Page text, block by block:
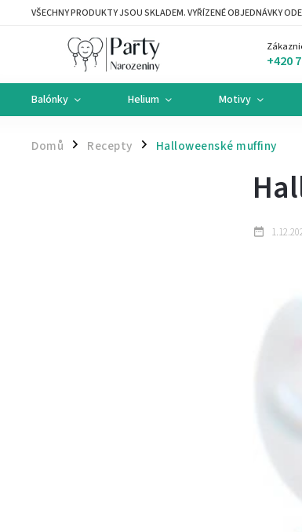
VŠECHNY PRODUKTY JSOU SKLADEM. VYŘÍZENÉ OBJEDNÁVKY
+420
Balónky Helium Motivy
Domů / Recepty / Halloweenské muffiny